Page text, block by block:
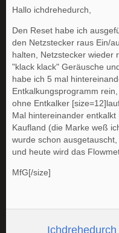
Hallo ichdrehedurch,
Den Reset habe ich
den Netzstecker raus Ein/
halten, Netzstecker wieder
"klack klack" Geräusche
habe ich 5 mal
Entkalkungsprogramm
ohne Entkalker
Mal hintereinander
Kaufland (die Marke weß
wurde schon
und heute wird das
MfG[/size]
Ichdrehedurch